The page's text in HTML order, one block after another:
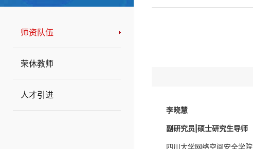
师资队伍
荣休教师
人才引进
李晓慧
副研究员 硕士研究生导师
四川大学网络空间安全学院